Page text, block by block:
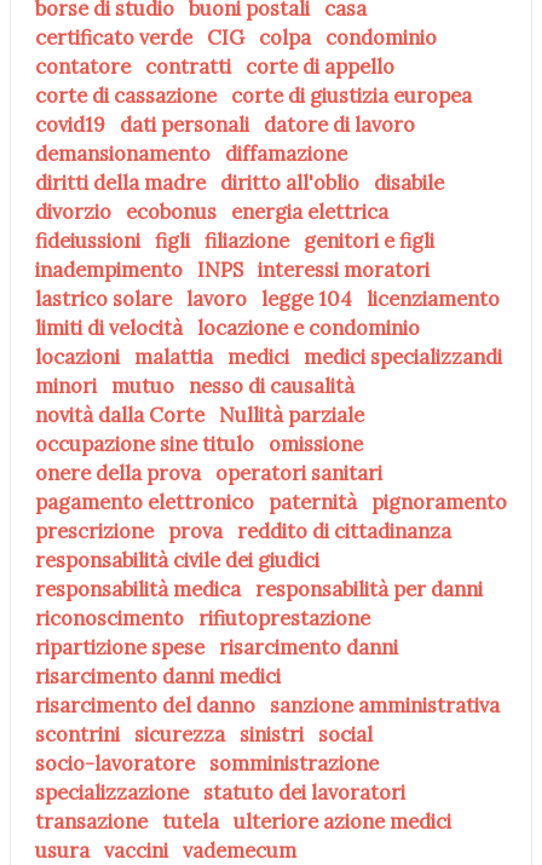
borse di studio buoni postali casa
certificato verde CIG colpa condominio
contatore contratti corte di appello
corte di cassazione corte di giustizia europea
covid19 dati personali datore di lavoro
demansionamento diffamazione
diritti della madre diritto all'oblio disabile
divorzio ecobonus energia elettrica
fideiussioni figli filiazione genitori e figli
inadempimento INPS interessi moratori
lastrico solare lavoro legge 104 licenziamento
limiti di velocità locazione e condominio
locazioni malattia medici medici specializzandi
minori mutuo nesso di causalità
novità dalla Corte Nullità parziale
occupazione sine titulo omissione
onere della prova operatori sanitari
pagamento elettronico paternità pignoramento
prescrizione prova reddito di cittadinanza
responsabilità civile dei giudici
responsabilità medica responsabilità per danni
riconoscimento rifiutoprestazione
ripartizione spese risarcimento danni
risarcimento danni medici
risarcimento del danno sanzione amministrativa
scontrini sicurezza sinistri social
socio-lavoratore somministrazione
specializzazione statuto dei lavoratori
transazione tutela ulteriore azione medici
usura vaccini vademecum